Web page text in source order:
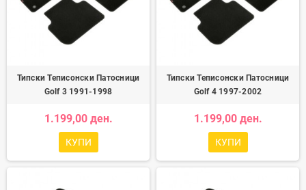
Типски Теписонски Патосници
Golf 3 1991-1998
1.199,00 ден.
КУПИ
Типски Теписонски Патосници
Golf 4 1997-2002
1.199,00 ден.
КУПИ